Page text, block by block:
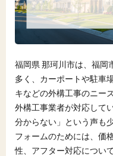
福岡県 那珂川市は、福岡
多く、カーポートや駐車
キなどの外構工事のニー
外構工事業者が対応して
分からない」という声も
フォームのためには、価
性、アフター対応につい